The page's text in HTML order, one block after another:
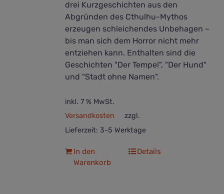
drei Kurzgeschichten aus den
Abgründen des Cthulhu-Mythos
erzeugen schleichendes Unbehagen –
bis man sich dem Horror nicht mehr
entziehen kann. Enthalten sind die
Geschichten "Der Tempel", "Der Hund"
und "Stadt ohne Namen".
inkl. 7 % MwSt.
zzgl.
Versandkosten
Lieferzeit: 3-5 Werktage
In den
Warenkorb
Details